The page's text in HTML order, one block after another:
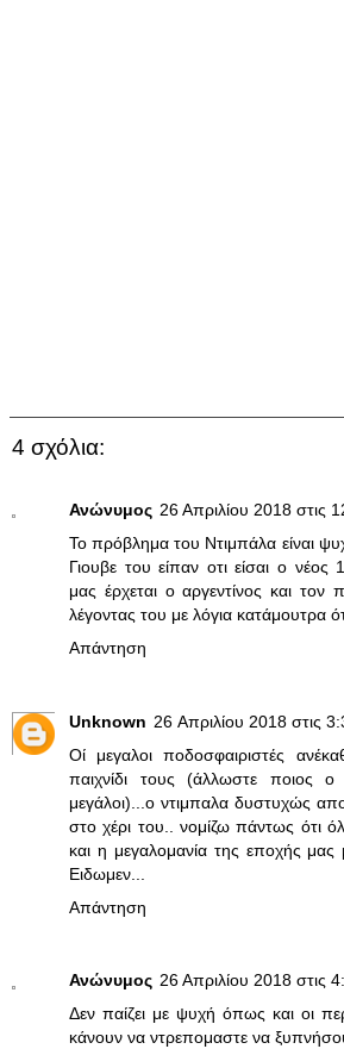
4 σχόλια:
Ανώνυμος 26 Απριλίου 2018 στις
Το πρόβλημα του Ντιμπάλα είναι
Γιουβε του είπαν οτι είσαι ο νέος
μας έρχεται ο αργεντίνος και τον
λέγοντας του με λόγια κατάμουτρα
Απάντηση
Unknown 26 Απριλίου 2018 στις
Οί μεγαλοι ποδοσφαιριστές
παιχνίδι τους (άλλωστε ποιος
μεγάλοι)...ο ντιμπαλα δυστυχώς
στο χέρι του.. νομίζω πάντως ότι
και η μεγαλομανία της εποχής μας
Ειδωμεν...
Απάντηση
Ανώνυμος 26 Απριλίου 2018 στις
Δεν παίζει με ψυχή όπως και οι
κάνουν να ντρεπομαστε να